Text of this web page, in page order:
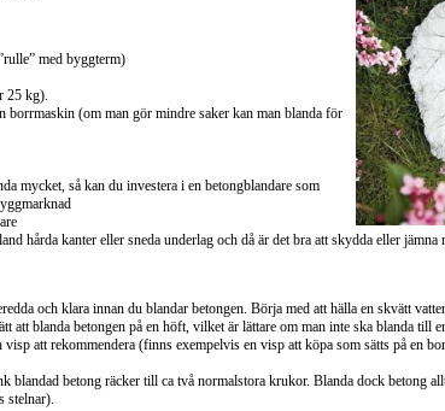
med byggterm)
25 kg).
borrmaskin (om man gör mindre saker kan man blanda för
mycket, så kan du investera i en betongblandare som
hårda kanter eller sneda underlag och då är det bra att skydda eller jämna
och klara innan du blandar betongen. Börja med att hälla en skvätt
att blanda betongen på en höft, vilket är lättare om man inte ska blanda till
att rekommendera (finns exempelvis en visp att köpa som sätts på en
blandad betong räcker till ca två normalstora krukor. Blanda dock betong
stelnar).